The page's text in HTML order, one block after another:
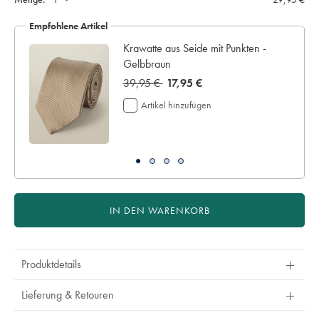
options
Empfohlene Artikel
Krawatte aus Seide mit Punkten -
Gelbbraun
was
39,95
€
39,95 € now
17,95
17,95 €
Artikel hinzufügen
IN DEN WARENKORB
Produktdetails
Lieferung & Retouren